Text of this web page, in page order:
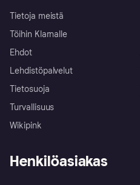
Tietoja meistä
Töihin Klarnalle
Ehdot
Lehdistöpalvelut
Tietosuoja
Turvallisuus
Wikipink
Henkilöasiakas